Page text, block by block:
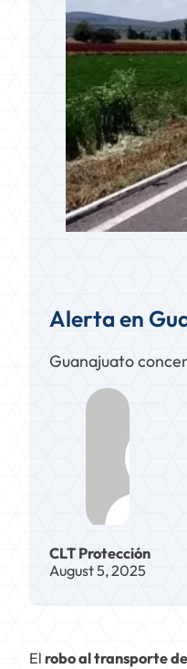
Alerta en
Guanajuato
CLT Protección
August 5, 2025
El robo al transporte